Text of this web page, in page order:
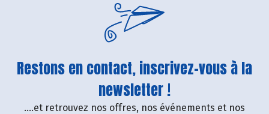
Restons en contact, inscrivez-vous à la
newsletter !
....et retrouvez nos offres, nos événements et nos